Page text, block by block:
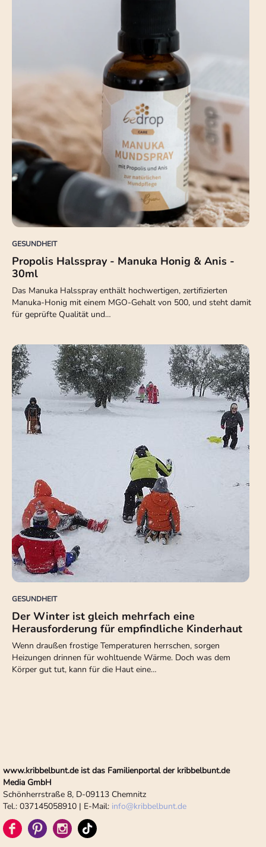
GESUNDHEIT
Propolis Halsspray - Manuka Honig & Anis -
30ml
Das Manuka Halsspray enthält hochwertigen, zertifizierten
Manuka-Honig mit einem MGO-Gehalt von 500, und steht damit
für geprüfte Qualität und…
GESUNDHEIT
Der Winter ist gleich mehrfach eine
Herausforderung für empfindliche Kinderhaut
Wenn draußen frostige Temperaturen herrschen, sorgen
Heizungen drinnen für wohltuende Wärme. Doch was dem
Körper gut tut, kann für die Haut eine…
www.kribbelbunt.de ist das Familienportal der kribbelbunt.de
Media GmbH
Schönherrstraße 8, D-09113 Chemnitz
Tel.: 037145058910 | E-Mail: info@kribbelbunt.de